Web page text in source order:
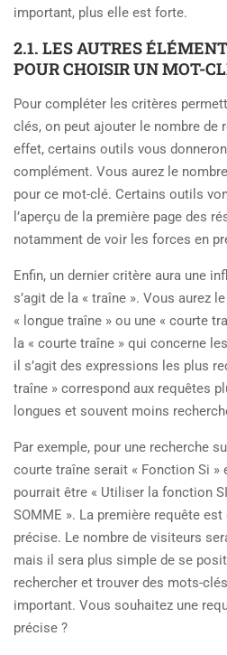
important, plus elle est forte.
2.1. LES AUTRES
POUR CHOISIR UN MOT-
Pour compléter les critères
clés, on peut ajouter le nombre de
effet, certains outils vous
complément. Vous aurez le
pour ce mot-clé. Certains outils
l’aperçu de la première page des
notamment de voir les forces en
Enfin, un dernier critère aura une
s’agit de la « traîne ». Vous aurez
« longue traîne » ou une « courte
la « courte traîne » qui concerne
il s’agit des expressions les plus
traîne » correspond aux requêtes
longues et souvent moins
Par exemple, pour une recherche
courte traîne serait « Fonction Si »
pourrait être « Utiliser la fonction
SOMME ». La première requête
précise. Le nombre de visiteurs
mais il sera plus simple de se
rechercher et trouver des mots-
important. Vous souhaitez une
précise ?